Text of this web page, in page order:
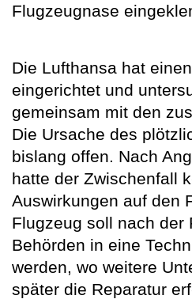
Flugzeugnase
Die Lufthansa hat
eingerichtet und
gemeinsam mit den
Die Ursache des
bislang offen. Nach
hatte der Zwischenfall
Auswirkungen auf den
Flugzeug soll nach der
Behörden in eine
werden, wo weitere
später die Reparatur